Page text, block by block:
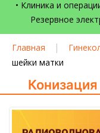
• Клиника и
Резервное
Главная |
шейки матки